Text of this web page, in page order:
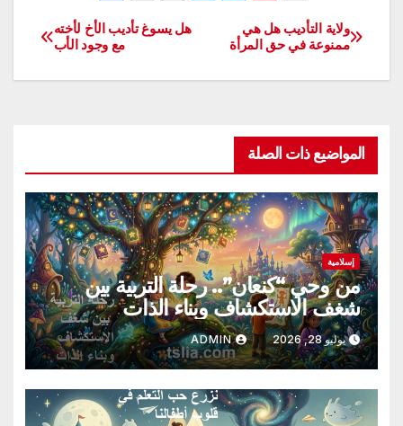
تصفّح
المقالات
هل يسوغ تأديب الأخ لأخته
مع وجود الأب
ولاية التأديب هل هي
ممنوعة في حق المرأة
المواضيع ذات الصلة
إسلامية
من وحي “كنعان”.. رحلة التربية بين
شغف الاستكشاف وبناء الذات
يوليو 28, 2026 ADMIN